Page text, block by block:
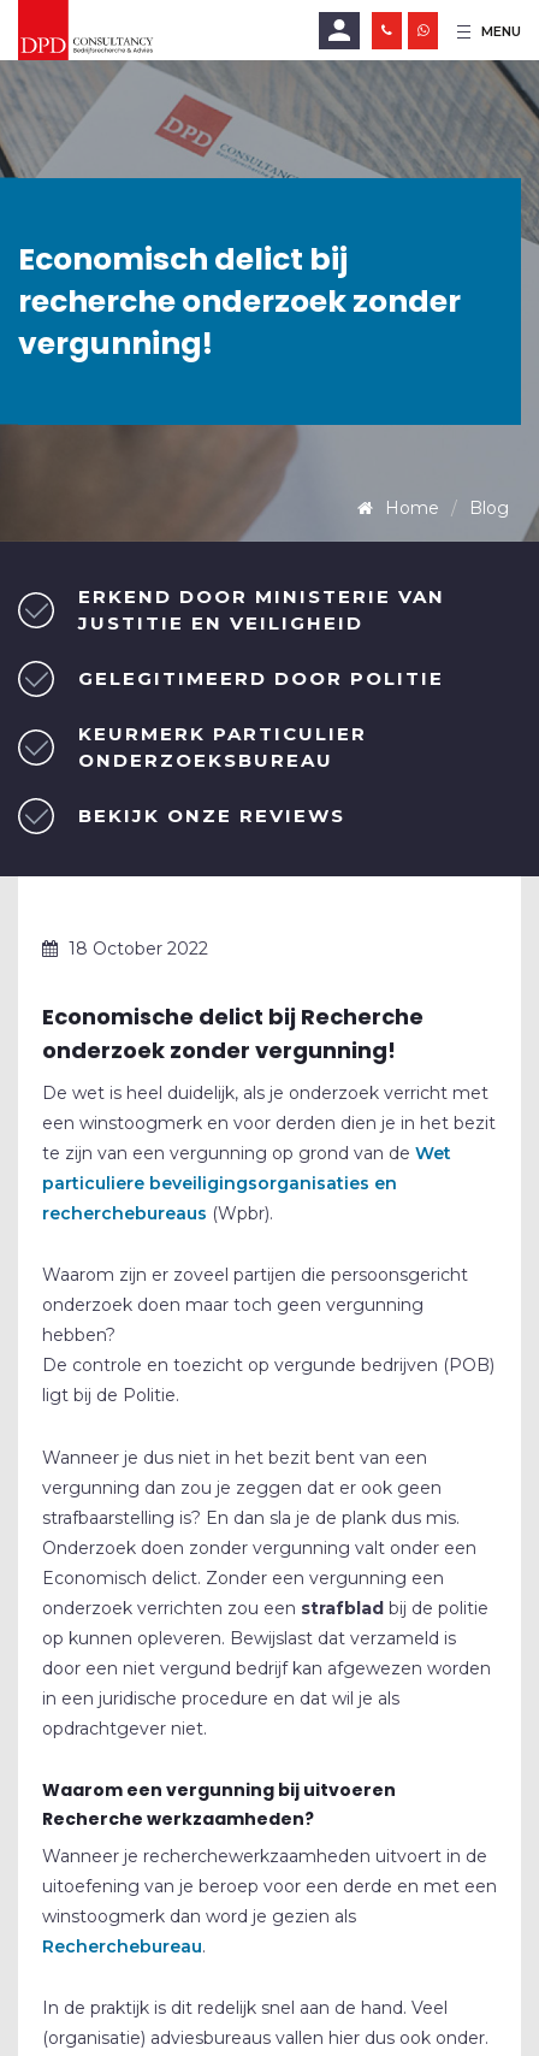
MENU
E-mailadres
LOGIN
Wachtwoord vergeten?
Economisch delict bij
recherche onderzoek zonder
vergunning!
Home Blog
ERKEND DOOR MINISTERIE VAN
JUSTITIE EN VEILIGHEID
GELEGITIMEERD DOOR POLITIE
KEURMERK PARTICULIER
ONDERZOEKSBUREAU
BEKIJK ONZE REVIEWS
18 October 2022
Economische delict bij Recherche
onderzoek zonder vergunning!
De wet is heel duidelijk, als je onderzoek verricht met
een winstoogmerk en voor derden dien je in het bezit
te zijn van een vergunning op grond van de Wet
particuliere beveiligingsorganisaties en
recherchebureaus (Wpbr).
Waarom zijn er zoveel partijen die persoonsgericht
onderzoek doen maar toch geen vergunning
hebben?
De controle en toezicht op vergunde bedrijven (POB)
ligt bij de Politie.
Wanneer je dus niet in het bezit bent van een
vergunning dan zou je zeggen dat er ook geen
strafbaarstelling is? En dan sla je de plank dus mis.
Onderzoek doen zonder vergunning valt onder een
Economisch delict. Zonder een vergunning een
onderzoek verrichten zou een strafblad bij de politie
op kunnen opleveren. Bewijslast dat verzameld is
door een niet vergund bedrijf kan afgewezen worden
in een juridische procedure en dat wil je als
opdrachtgever niet.
Waarom een vergunning bij uitvoeren
Recherche werkzaamheden?
Wanneer je recherchewerkzaamheden uitvoert in de
uitoefening van je beroep voor een derde en met een
winstoogmerk dan word je gezien als
Recherchebureau.
In de praktijk is dit redelijk snel aan de hand. Veel
(organisatie) adviesbureaus vallen hier dus ook onder.